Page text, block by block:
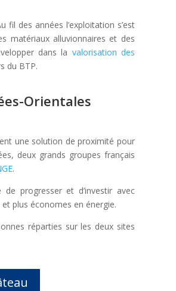
fil des années l’exploitation s’est
matériaux alluvionnaires et des
dans la valorisation des
du BTP.
Orientales
une solution de proximité pour
deux grands groupes français
.
progresser et d’investir avec
plus économes en énergie.
réparties sur les deux sites